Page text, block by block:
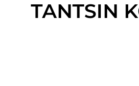
TANTSIN